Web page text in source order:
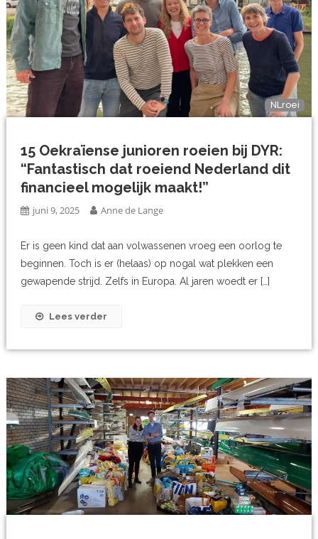
NLroei
15 Oekraïense junioren roeien bij DYR:
“Fantastisch dat roeiend Nederland dit
financieel mogelijk maakt!”
juni 9, 2025 Anne de Lange
Er is geen kind dat aan volwassenen vroeg een oorlog te
beginnen. Toch is er (helaas) op nogal wat plekken een
gewapende strijd. Zelfs in Europa. Al jaren woedt er […]
Lees verder